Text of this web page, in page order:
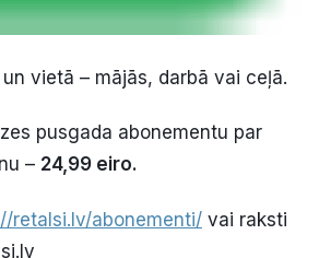
vietā – mājās, darbā vai ceļā.
pusgada abonementu par
– 24,99 eiro.
retalsi.lv/abonementi/ vai raksti